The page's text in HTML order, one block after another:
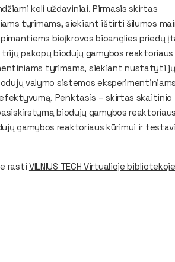
keli uždaviniai. Pirmasis skirtas
tyrimams, siekiant ištirti šilumos
bioįkrovos bioanglies priedų
pakopų biodujų gamybos
tyrimams, siekiant nustatyti
valymo sistemos eksperimentiniams
Penktasis – skirtas skaitinio
biodujų gamybos reaktoriaus
gamybos reaktoriaus kūrimui ir
rasti VILNIUS TECH Virtualioje bibliotekoje